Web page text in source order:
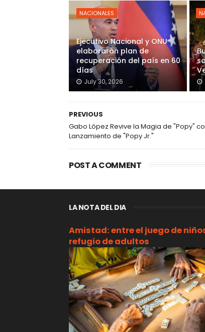
NACIONALES
Ejecutivo Nacional y ONU
elaborarán plan de
recuperación del país en 60
días
July 30, 2026
PREVIOUS
Gabo López Revive la Magia de "Popy"
Lanzamiento de "Popy Jr."
POST A COMMENT
LA NOTA DEL DIA
Amistad: entre el juego de
refugio de adultos